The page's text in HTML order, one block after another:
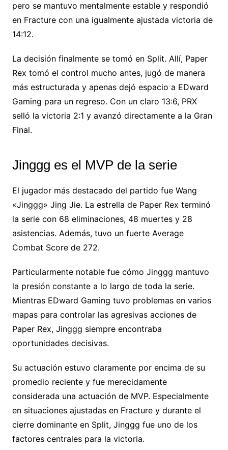
pero se mantuvo mentalmente estable y respondió
en Fracture con una igualmente ajustada victoria de
14:12.
La decisión finalmente se tomó en Split. Allí, Paper
Rex tomó el control mucho antes, jugó de manera
más estructurada y apenas dejó espacio a EDward
Gaming para un regreso. Con un claro 13:6, PRX
selló la victoria 2:1 y avanzó directamente a la Gran
Final.
Jinggg es el MVP de la serie
El jugador más destacado del partido fue Wang
«Jinggg» Jing Jie. La estrella de Paper Rex terminó
la serie con 68 eliminaciones, 48 muertes y 28
asistencias. Además, tuvo un fuerte Average
Combat Score de 272.
Particularmente notable fue cómo Jinggg mantuvo
la presión constante a lo largo de toda la serie.
Mientras EDward Gaming tuvo problemas en varios
mapas para controlar las agresivas acciones de
Paper Rex, Jinggg siempre encontraba
oportunidades decisivas.
Su actuación estuvo claramente por encima de su
promedio reciente y fue merecidamente
considerada una actuación de MVP. Especialmente
en situaciones ajustadas en Fracture y durante el
cierre dominante en Split, Jinggg fue uno de los
factores centrales para la victoria.